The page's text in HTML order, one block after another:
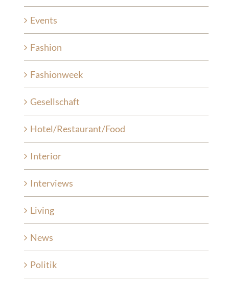
Events
Fashion
Fashionweek
Gesellschaft
Hotel/Restaurant/Food
Interior
Interviews
Living
News
Politik